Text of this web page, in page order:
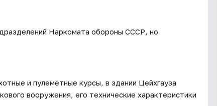
Наркомата обороны СССР, но
и пулемётные курсы, в здании Цейхгауза
вооружения, его технические характеристики